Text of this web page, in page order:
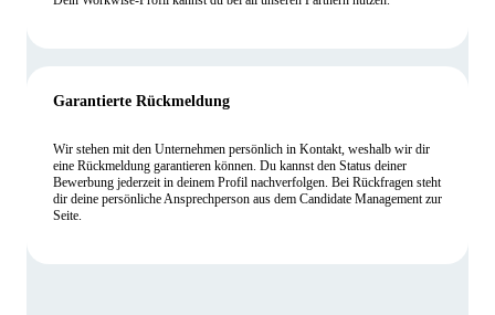
Garantierte Rückmeldung
Wir stehen mit den Unternehmen persönlich in Kontakt, weshalb wir dir
eine Rückmeldung garantieren können. Du kannst den Status deiner
Bewerbung jederzeit in deinem Profil nachverfolgen. Bei Rückfragen steht
dir deine persönliche Ansprechperson aus dem Candidate Management zur
Seite.